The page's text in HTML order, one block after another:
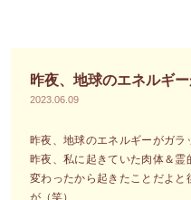
昨夜、地球のエネルギ
2023.06.09
昨夜、地球のエネルギーがガラ
昨夜、私に起きていた肉体＆
変わったから起きたことだよ
が（笑）